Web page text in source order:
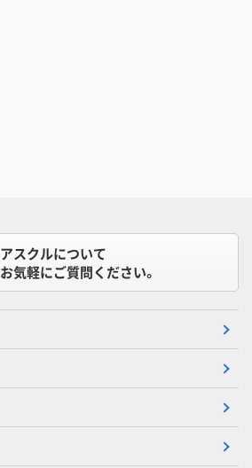
アスクルについて
お気軽にご質問ください。